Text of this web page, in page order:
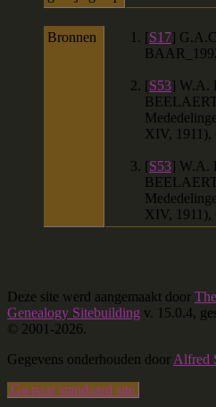
Bronnen [S17]
[S53] W.A.
XIV, 1911),
[S53] W.A.
XIV, 1911),
Deze site werd aangemaakt door
Genealogy Sitebuilding v. 15.0.4,
© 2001-2026.
Gegevens onderhouden doorAlfred
Ga naar standaard site